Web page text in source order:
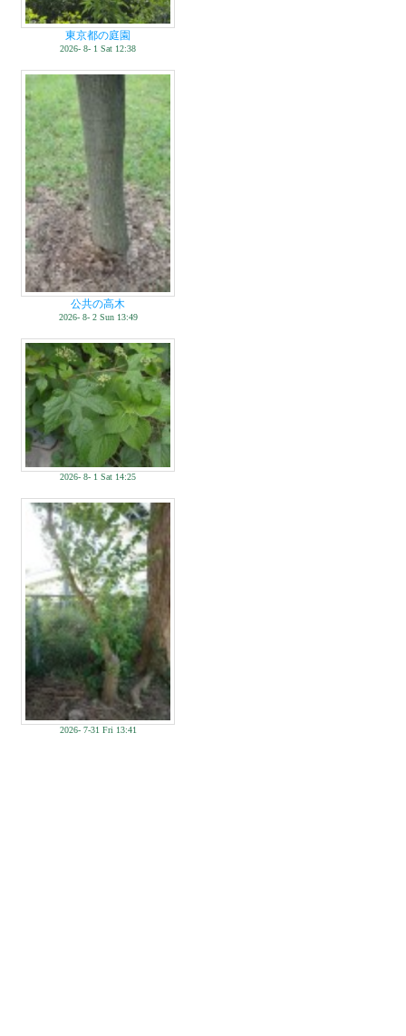
東京都の庭園
2026- 8- 1 Sat 12:38
公共の高木
2026- 8- 2 Sun 13:49
2026- 8- 1 Sat 14:25
2026- 7-31 Fri 13:41